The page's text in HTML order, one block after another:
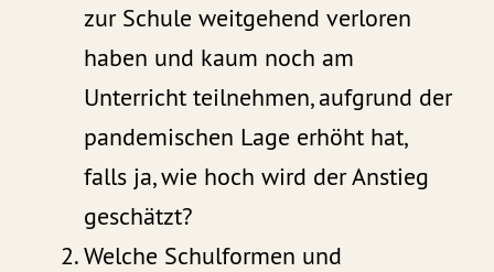
zur Schule weitgehend verloren
haben und kaum noch am
Unterricht teilnehmen, aufgrund der
pandemischen Lage erhöht hat,
falls ja, wie hoch wird der Anstieg
geschätzt?
Welche Schulformen und